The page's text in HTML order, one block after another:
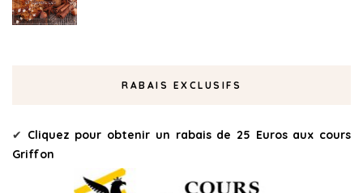
RABAIS EXCLUSIFS
✔ Cliquez pour obtenir un rabais de 25 Euros aux cours
Griffon